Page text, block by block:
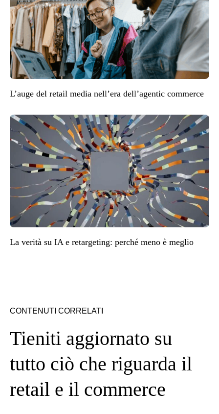
L’auge del retail media nell’era dell’agentic commerce
La verità su IA e retargeting: perché meno è meglio
CONTENUTI CORRELATI
Tieniti aggiornato su
tutto ciò che riguarda il
retail e il commerce